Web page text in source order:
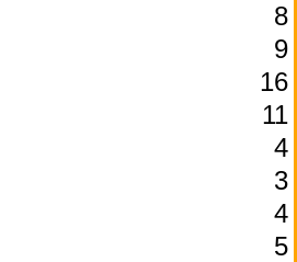
8
9
16
11
4
3
4
5